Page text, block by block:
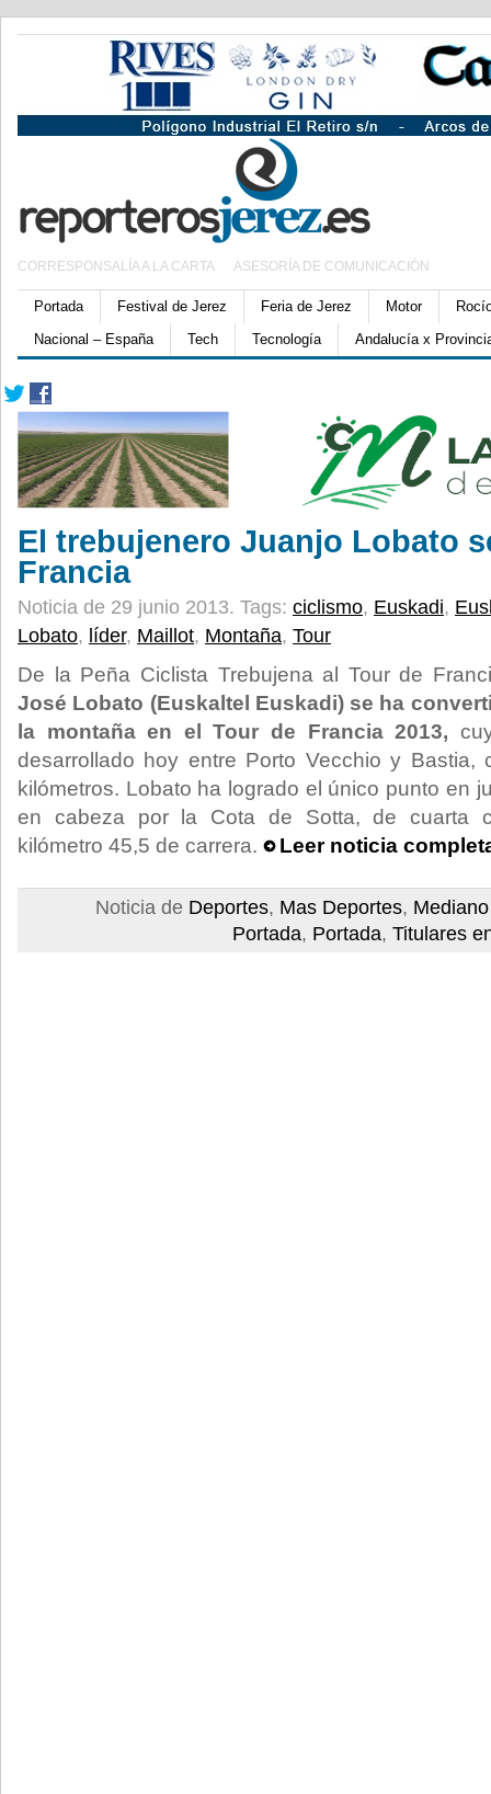
CORRESPONSALÍA A LA CARTA ASESORÍA DE COMUNICACIÓN
Portada Festival de Jerez Feria de Jerez Motor
Nacional – España
Tech Tecnología Andalucía x
El trebujenero Juanjo Lobato
Francia
Noticia de 29 junio 2013. Tags: ciclismo, Euskadi,
Lobato, líder, Maillot, Montaña, Tour
De la Peña Ciclista Trebujena al Tour de
José Lobato (Euskaltel Euskadi) se ha
la montaña en el Tour de Francia 2013,
desarrollado hoy entre Porto Vecchio y Bastia,
kilómetros. Lobato ha logrado el único punto en
en cabeza por la Cota de Sotta, de cuarta
kilómetro 45,5 de carrera.
Leer noticia
Noticia de Deportes, Mas Deportes,
Portada, Portada, Titulares